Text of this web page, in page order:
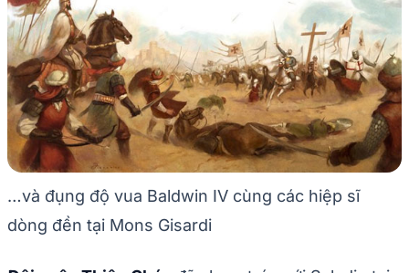
…và đụng độ vua Baldwin IV cùng các hiệp sĩ
dòng đền tại Mons Gisardi